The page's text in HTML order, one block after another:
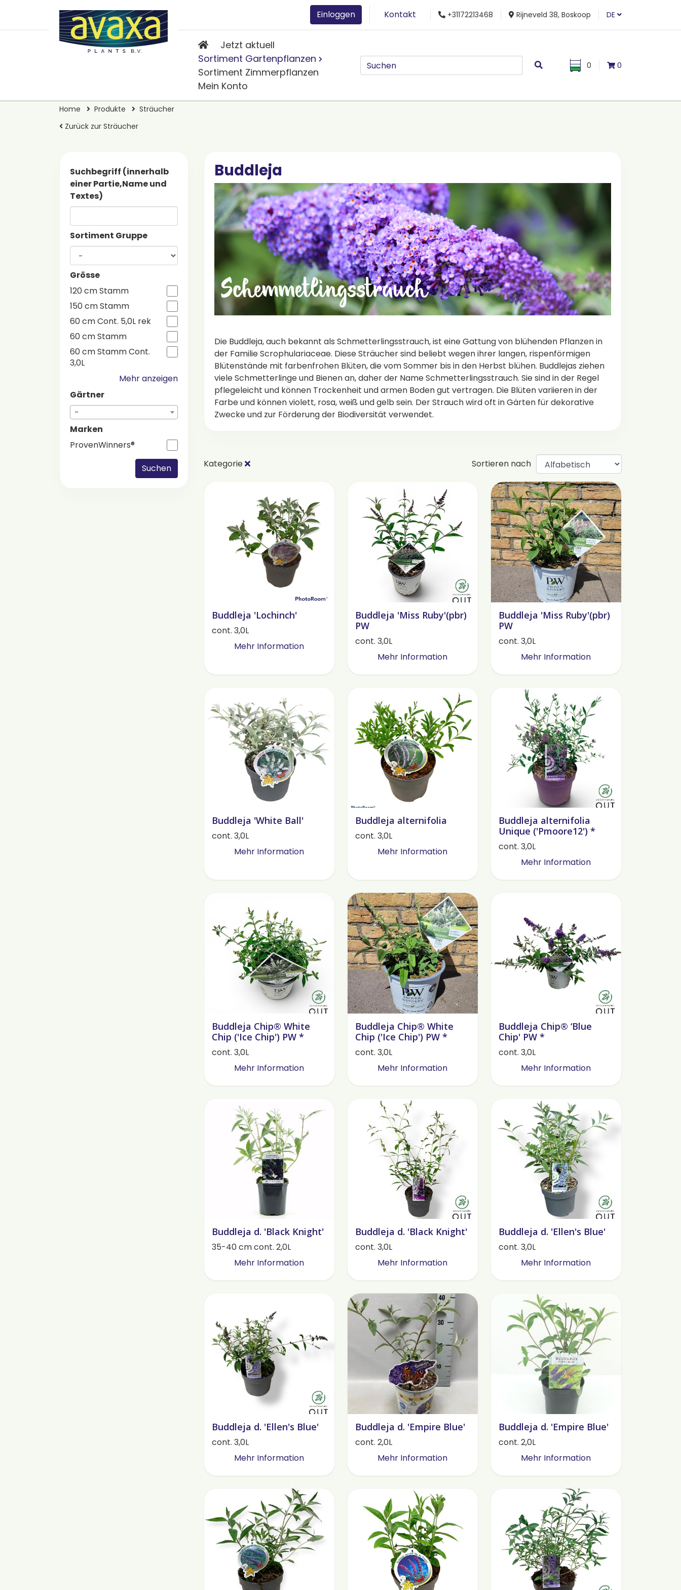
Einloggen Kontakt +31172213468 Rijneveld 38, Boskoop DE
Jetzt aktuell
Sortiment Gartenpflanzen
Sortiment Zimmerpflanzen
Mein Konto
0 0
Home Produkte
Sträucher
Zurück zur Sträucher
Suchbegriff (innerhalb
einer Partie,Name und
Textes)
Sortiment Gruppe
Grösse
120 cm Stamm
150 cm Stamm
60 cm Cont. 5,0L rek
60 cm Stamm
60 cm Stamm Cont.
3,0L
Mehr anzeigen
Gärtner
-
Marken
ProvenWinners®
Suchen
Buddleja
Die Buddleja, auch bekannt als Schmetterlingsstrauch, ist eine Gattung von blühenden Pflanzen in
der Familie Scrophulariaceae. Diese Sträucher sind beliebt wegen ihrer langen, rispenförmigen
Blütenstände mit farbenfrohen Blüten, die vom Sommer bis in den Herbst blühen. Buddlejas ziehen
viele Schmetterlinge und Bienen an, daher der Name Schmetterlingsstrauch. Sie sind in der Regel
pflegeleicht und können Trockenheit und armen Boden gut vertragen. Die Blüten variieren in der
Farbe und können violett, rosa, weiß und gelb sein. Der Strauch wird oft in Gärten für dekorative
Zwecke und zur Förderung der Biodiversität verwendet.
Kategorie Sortieren nach
Buddleja 'Lochinch'
cont. 3,0L
Mehr Information
Buddleja 'Miss Ruby'(pbr)
PW
cont. 3,0L
Mehr Information
Buddleja 'Miss Ruby'(pbr)
PW
cont. 3,0L
Mehr Information
Buddleja 'White Ball'
cont. 3,0L
Mehr Information
Buddleja alternifolia
cont. 3,0L
Mehr Information
Buddleja alternifolia
Unique ('Pmoore12') *
cont. 3,0L
Mehr Information
Buddleja Chip® White
Chip ('Ice Chip') PW *
cont. 3,0L
Mehr Information
Buddleja Chip® White
Chip ('Ice Chip') PW *
cont. 3,0L
Mehr Information
Buddleja Chip® ‘Blue
Chip' PW *
cont. 3,0L
Mehr Information
Buddleja d. 'Black Knight'
35-40 cm cont. 2,0L
Mehr Information
Buddleja d. 'Black Knight'
cont. 3,0L
Mehr Information
Buddleja d. 'Ellen's Blue'
cont. 3,0L
Mehr Information
Buddleja d. 'Ellen's Blue'
cont. 3,0L
Mehr Information
Buddleja d. 'Empire Blue'
cont. 2,0L
Mehr Information
Buddleja d. 'Empire Blue'
cont. 2,0L
Mehr Information